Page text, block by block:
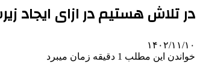
در تلاش هستیم در ازای ایجاد
۱۴۰۲/۱۱/۱۰
خواندن این مطلب 1 دقیقه زمان میبرد